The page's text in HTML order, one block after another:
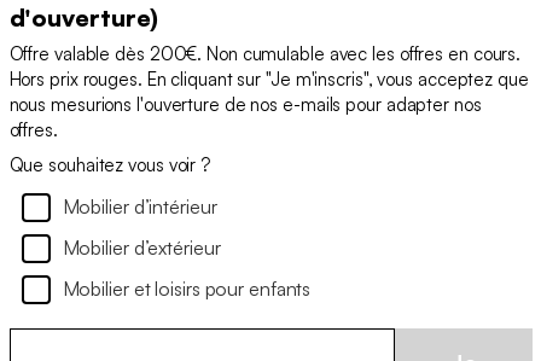
d'ouverture)
Offre valable dès 200€. Non cumulable avec les offres en cours.
Hors prix rouges. En cliquant sur "Je m'inscris", vous acceptez que
nous mesurions l'ouverture de nos e-mails pour adapter nos
offres.
Que souhaitez vous voir ?
Mobilier d’intérieur
Mobilier d’extérieur
Mobilier et loisirs pour enfants